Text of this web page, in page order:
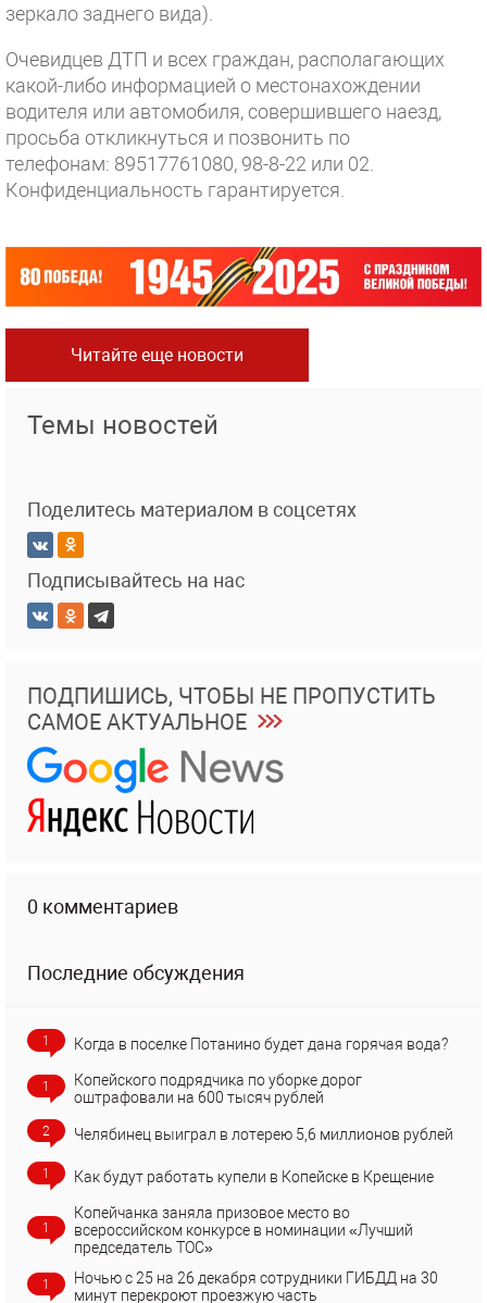
зеркало заднего вида).
Очевидцев ДТП и всех граждан, располагающих
какой-либо информацией о местонахождении
водителя или автомобиля, совершившего наезд,
просьба откликнуться и позвонить по
телефонам: 89517761080, 98-8-22 или 02.
Конфиденциальность гарантируется.
Читайте еще новости
Темы новостей
Поделитесь материалом в соцсетях
Подписывайтесь на нас
ПОДПИШИСЬ, ЧТОБЫ НЕ ПРОПУСТИТЬ
САМОЕ АКТУАЛЬНОЕ
0 комментариев
Последние обсуждения
1 Когда в поселке Потанино будет дана горячая вода?
1
Копейского подрядчика по уборке дорог
оштрафовали на 600 тысяч рублей
2 Челябинец выиграл в лотерею 5,6 миллионов рублей
1 Как будут работать купели в Копейске в Крещение
1
Копейчанка заняла призовое место во
всероссийском конкурсе в номинации «Лучший
председатель ТОС»
1
Ночью с 25 на 26 декабря сотрудники ГИБДД на 30
минут перекроют проезжую часть